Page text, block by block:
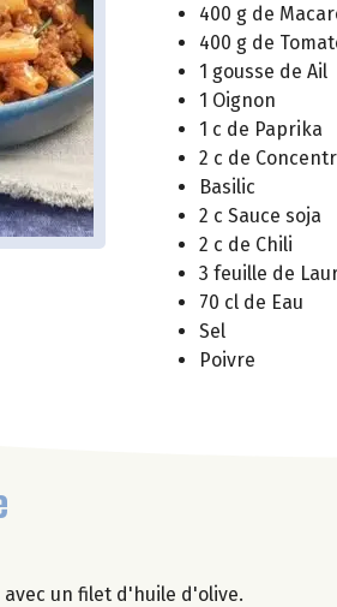
400 g de
400 g de
1 gousse de Ail
1 Oignon
1 c de Paprika
2 c de
Basilic
2 c Sauce soja
2 c de Chili
3 feuille de
70 cl de Eau
Sel
Poivre
un filet d'huile d'olive.